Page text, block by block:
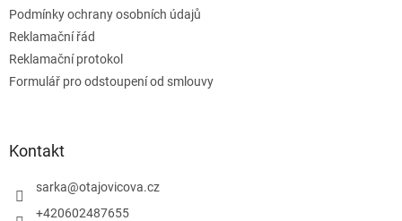
Podmínky ochrany osobních údajů
Reklamační řád
Reklamační protokol
Formulář pro odstoupení od smlouvy
Kontakt
sarka@otajovicova.cz
+420602487655